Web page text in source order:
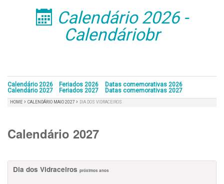
󰁣 Calendário 2026 -
Calendáriobr
Calendário 2026 Feriados 2026
Datas comemorativas 2026
Calendário 2027
Feriados 2027 Datas comemorativas 2027
HOME › CALENDÁRIO MAIO 2027 › DIA DOS VIDRACEIROS
Calendário 2027
Dia dos Vidraceiros próximos anos